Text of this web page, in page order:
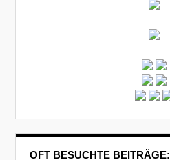
OFT BESUCHTE BEITRÄGE: